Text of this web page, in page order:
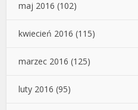
maj 2016 (102)
kwiecień 2016 (115)
marzec 2016 (125)
luty 2016 (95)